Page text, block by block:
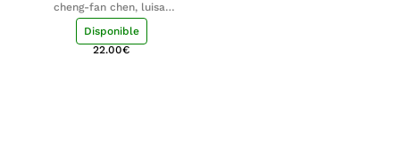
cheng-fan chen, luisa;
shu-ying chang, luisa
Disponible
22.00€